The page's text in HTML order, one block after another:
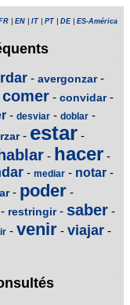
EN IT PT DE| ES-América
- avergonzar-
comer - convidar-
- desviar - doblar -
- estar -
hablar - hacer -
- mediar - notar -
- poder -
- restringir- saber -
- venir - viajar -